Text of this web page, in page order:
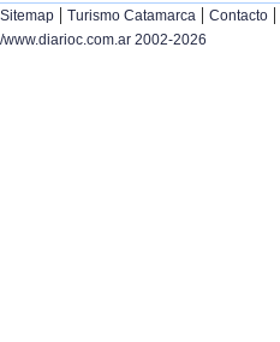
Sitemap | Turismo Catamarca | Contacto |
/www.diarioc.com.ar 2002-2026